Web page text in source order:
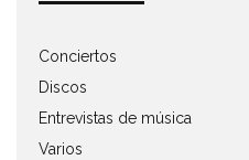
Conciertos
Discos
Entrevistas de música
Varios